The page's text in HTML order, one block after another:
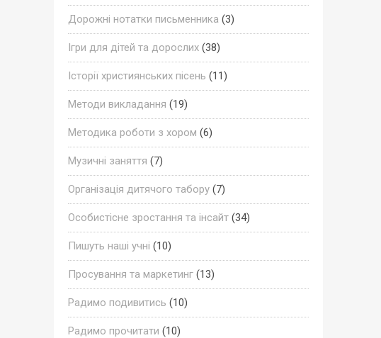
Дорожні нотатки письменника (3)
Ігри для дітей та дорослих(38)
Історії християнських пісень (11)
Методи викладання (19)
Методика роботи з хором (6)
Музичні заняття (7)
Організація дитячого табору(7)
Особистісне зростання та інсайт(34)
Пишуть наші учні (10)
Просування та маркетинг(13)
Радимо подивитись (10)
Радимо прочитати (10)